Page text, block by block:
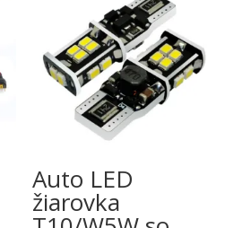
Auto LED
žiarovka